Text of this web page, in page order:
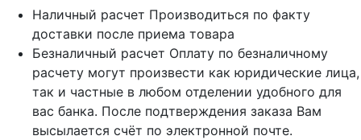
Наличный расчет Производиться по факту
доставки после приема товара
Безналичный расчет Оплату по безналичному
расчету могут произвести как юридические лица,
так и частные в любом отделении удобного для
вас банка. После подтверждения заказа Вам
высылается счёт по электронной почте.